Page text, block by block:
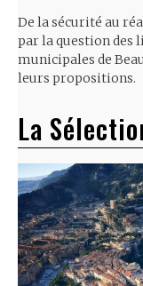
De la sécurité au
par la question des
municipales de
leurs propositions.
La